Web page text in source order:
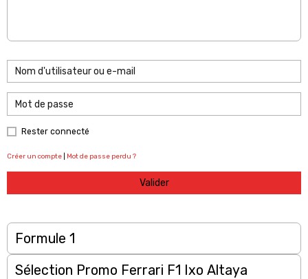
Rester connecté
Créer un compte Mot de passe perdu ?
Valider
Formule 1
Sélection Promo Ferrari F1 Ixo Altaya